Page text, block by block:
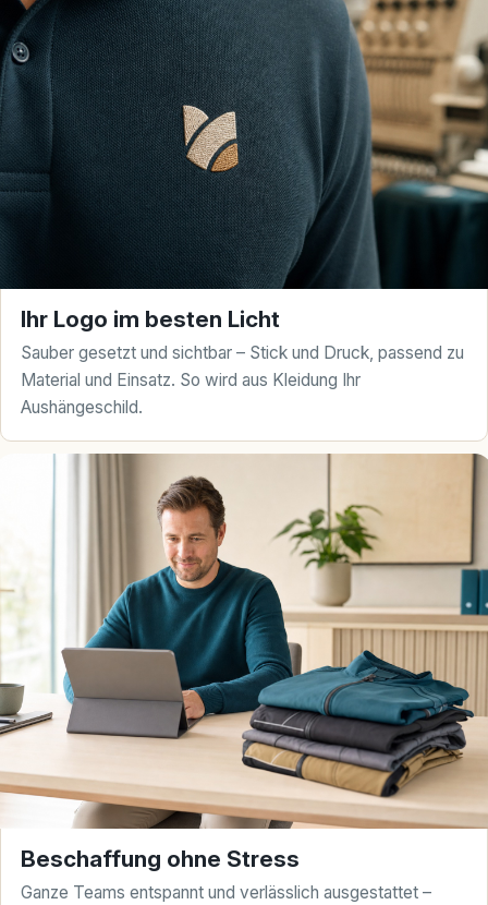
Ihr Logo im besten Licht
Sauber gesetzt und sichtbar – Stick und Druck, passend zu
Material und Einsatz. So wird aus Kleidung Ihr
Aushängeschild.
Beschaffung ohne Stress
Ganze Teams entspannt und verlässlich ausgestattet –